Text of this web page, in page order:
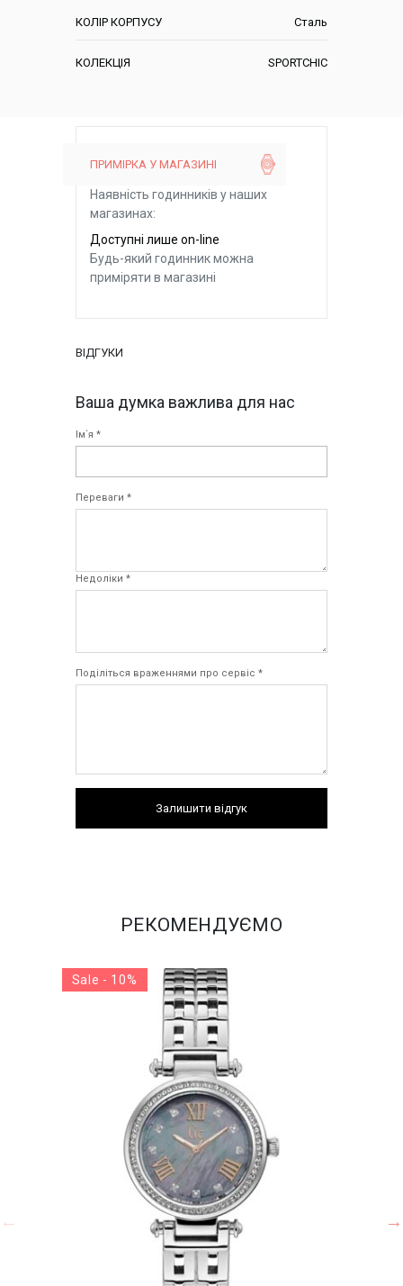
КОЛІР КОРПУСУ Сталь
КОЛЕКЦІЯ SPORTCHIC
ПРИМІРКА У МАГАЗИНІ
Наявність годинників у наших
магазинах:
Доступні лише on-line
Будь-який годинник можна
приміряти в магазині
ВІДГУКИ
Ваша думка важлива для нас
Ім`я *
Переваги *
Недоліки *
Поділіться враженнями про сервіс *
Залишити відгук
РЕКОМЕНДУЄМО
Sale - 10%